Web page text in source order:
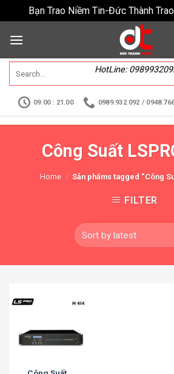
Bạn Trao Niềm Tin-Đức Thành
HotLine:
09.00 : 21.00 0989.932.092 /
Công Suất
Home / Sản phẩms tagged “Công
FILTER